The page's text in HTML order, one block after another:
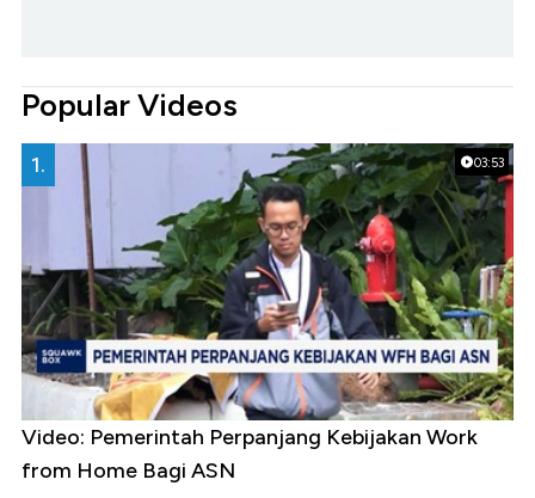
Popular Videos
03:53
1.
Video: Pemerintah Perpanjang Kebijakan Work
from Home Bagi ASN